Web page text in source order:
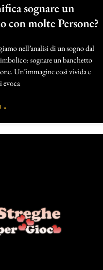
sognare un
con molte Persone?
nell’analisi di un sogno dal
sognare un banchetto
Un’immagine così vivida e
evoca
»